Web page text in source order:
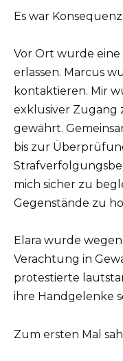
Es war Konsequenz.
Vor Ort wurde
erlassen. Marcus
kontaktieren. Mir
exklusiver Zugang
gewährt.
bis zur
mich sicher zu
Gegenstände zu
Elara wurde
Verachtung in
protestierte
ihre Handgelenke
Zum ersten Mal